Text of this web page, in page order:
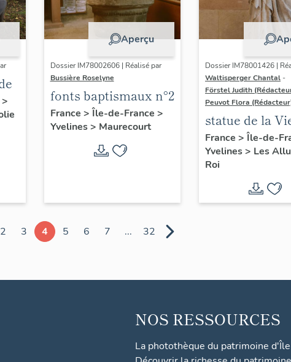
>
Aperçu
Dossier IM78002606 | Réalisé par
Bussière Roselyne
fonts baptismaux n°2
France > Île-de-France >
Yvelines> Maurecourt
Dossier IM78001426 |
Waltisperger Chantal -
Förstel Judith
Peuvot Flora
statue de la
l'Enfant,
XIVe siècle
France > Île-de-
Yvelines> Les
Roi
2 3 4 5 6 7 ... 32
NOS RESSOURCES
La photothèque du patrimoine